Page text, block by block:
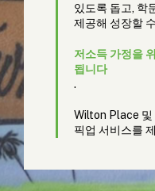
있도록 돕고, 학
제공해 성장할
저소득 가정을
됩니다
.
Wilton Place 및
픽업 서비스를